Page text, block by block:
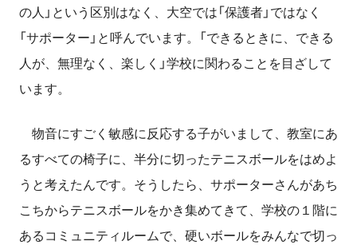
の人」という区別はなく、大空では「保護者」ではなく
「サポーター」と呼んでいます。「できるときに、できる
人が、無理なく、楽しく」学校に関わることを目ざして
います。
物音にすごく敏感に反応する子がいまして、教室にあ
るすべての椅子に、半分に切ったテニスボールをはめよ
うと考えたんです。そうしたら、サポーターさんがあち
こちからテニスボールをかき集めてきて、学校の１階に
あるコミュニティルームで、硬いボールをみんなで切っ